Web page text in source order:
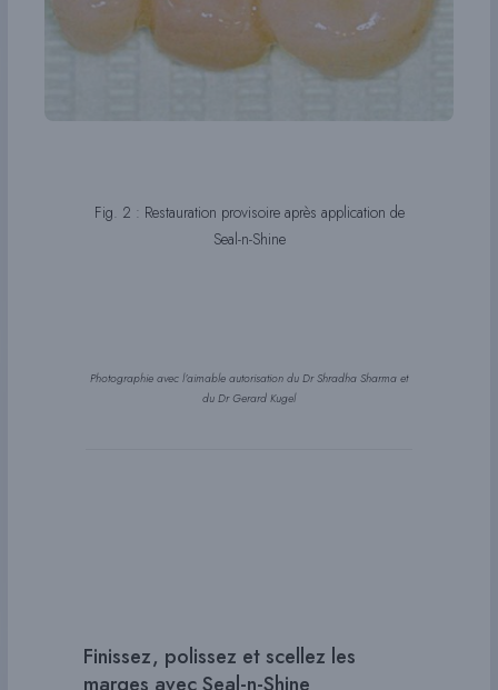
Fig. 2 : Restauration provisoire après application de
Seal-n-Shine
Photographie avec l’aimable autorisation du Dr Shradha Sharma et
du Dr Gerard Kugel
Finissez, polissez et scellez les
marges avec Seal-n-Shine